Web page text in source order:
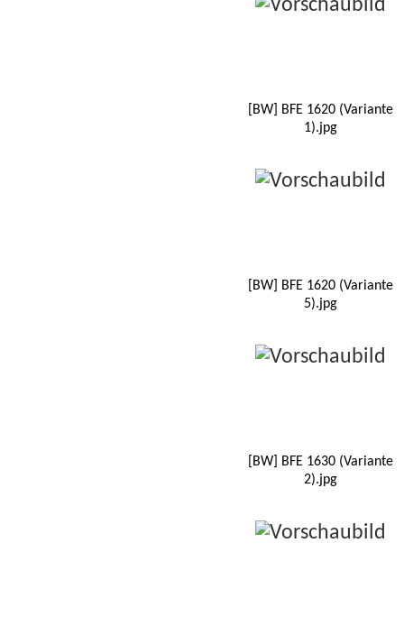
[BW] BFE 1620 (Variante
1).jpg
[BW] BFE 1620 (Variante
5).jpg
[BW] BFE 1630 (Variante
2).jpg